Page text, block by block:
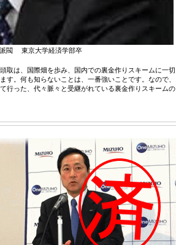
閥 東京大学経済学部卒
は、国際畑を歩み、国内での裏金作りスキームに一切
。何も知らないことは、一番強いことです。なので、
行った、代々脈々と受継がれている裏金作りスキームの